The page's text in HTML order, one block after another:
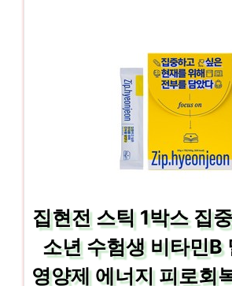
집현전 스틱 1박스 집
소년 수험생 비타민B
영양제 에너지 피로회